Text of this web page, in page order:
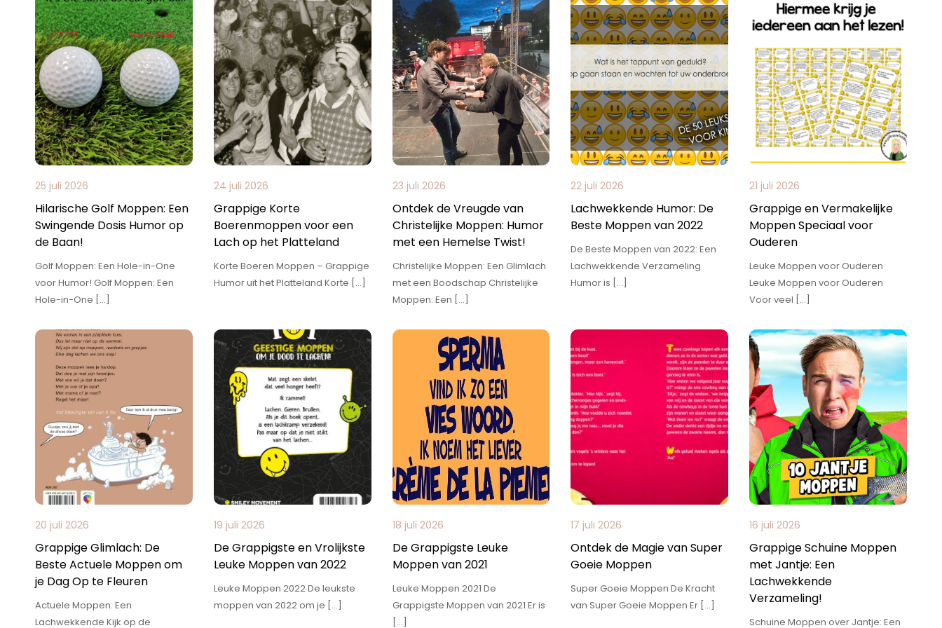
25 juli 2026
Hilarische Golf Moppen: Een
Swingende Dosis Humor op
de Baan!
Golf Moppen: Een Hole-in-One
voor Humor! Golf Moppen: Een
Hole-in-One […]
24 juli 2026
Grappige Korte
Boerenmoppen voor een
Lach op het Platteland
Korte Boeren Moppen – Grappige
Humor uit het Platteland Korte […]
23 juli 2026
Ontdek de Vreugde van
Christelijke Moppen: Humor
met een Hemelse Twist!
Christelijke Moppen: Een Glimlach
met een Boodschap Christelijke
Moppen: Een […]
22 juli 2026
Lachwekkende Humor: De
Beste Moppen van 2022
De Beste Moppen van 2022: Een
Lachwekkende Verzameling
Humor is […]
21 juli 2026
Grappige en Vermakelijke
Moppen Speciaal voor
Ouderen
Leuke Moppen voor Ouderen
Leuke Moppen voor Ouderen
Voor veel […]
20 juli 2026
Grappige Glimlach: De
Beste Actuele Moppen om
je Dag Op te Fleuren
Actuele Moppen: Een
Lachwekkende Kijk op de
19 juli 2026
De Grappigste en Vrolijkste
Leuke Moppen van 2022
Leuke Moppen 2022 De leukste
moppen van 2022 om je […]
18 juli 2026
De Grappigste Leuke
Moppen van 2021
Leuke Moppen 2021 De
Grappigste Moppen van 2021 Er is
[…]
17 juli 2026
Ontdek de Magie van Super
Goeie Moppen
Super Goeie Moppen De Kracht
van Super Goeie Moppen Er […]
16 juli 2026
Grappige Schuine Moppen
met Jantje: Een
Lachwekkende
Verzameling!
Schuine Moppen over Jantje: Een